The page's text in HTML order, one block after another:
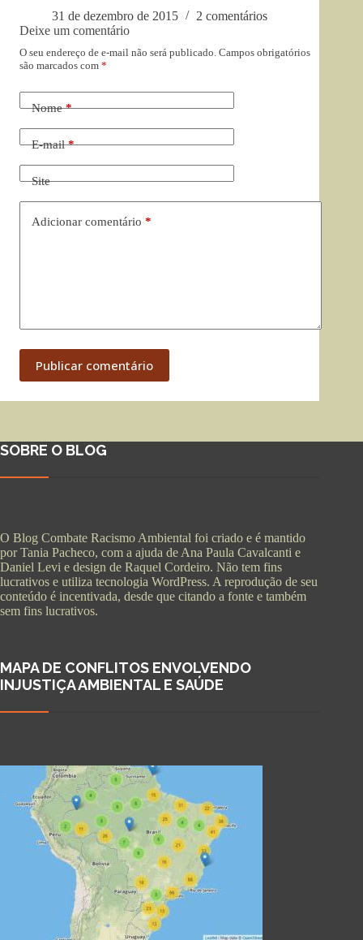
31 de dezembro de 2015
2 comentários
Deixe um comentário
O seu endereço de e-mail não será publicado. Campos obrigatórios
são marcados com *
Nome*
E-mail*
Site
Adicionar comentário *
Publicar comentário
SOBRE O BLOG
O Blog Combate Racismo Ambiental foi criado e é mantido
por Tania Pacheco, com a ajuda de Ana Paula Cavalcanti e
Daniel Levi e design de Raquel Cordeiro. Não tem fins
lucrativos e utiliza tecnologia WordPress. A reprodução de seu
conteúdo é incentivada, desde que citando a fonte e também
sem fins lucrativos.
MAPA DE CONFLITOS ENVOLVENDO
INJUSTIÇA AMBIENTAL E SAÚDE